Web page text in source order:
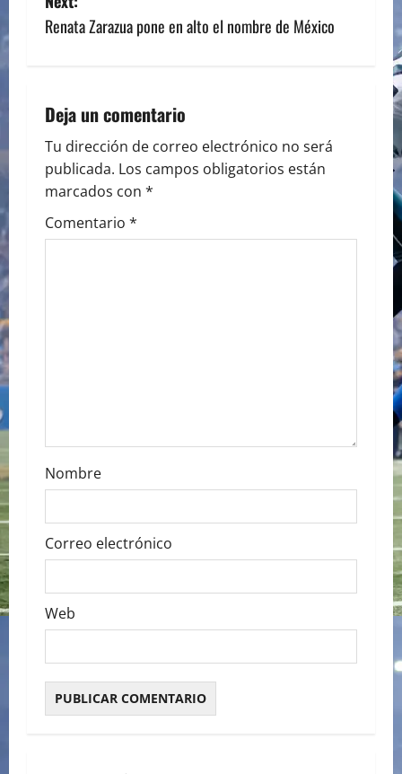
s
n
a
v
i
n
Renata Zarazua pone en alto el nombre de México
Deja un comentario
Tu dirección de correo electrónico no será
publicada. Los campos obligatorios están
marcados con *
Comentario *
Nombre
Correo electrónico
Web